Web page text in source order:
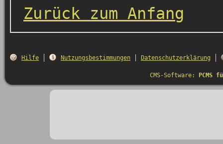
Zurück zum Anfang
Hilfe Nutzungsbestimmungen Datenschutzerklärung
CMS-Software: PCMS